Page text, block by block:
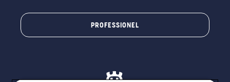
PROFESSIONEL